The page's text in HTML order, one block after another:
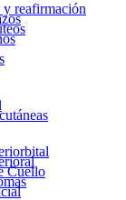
reafirmación
Cuello